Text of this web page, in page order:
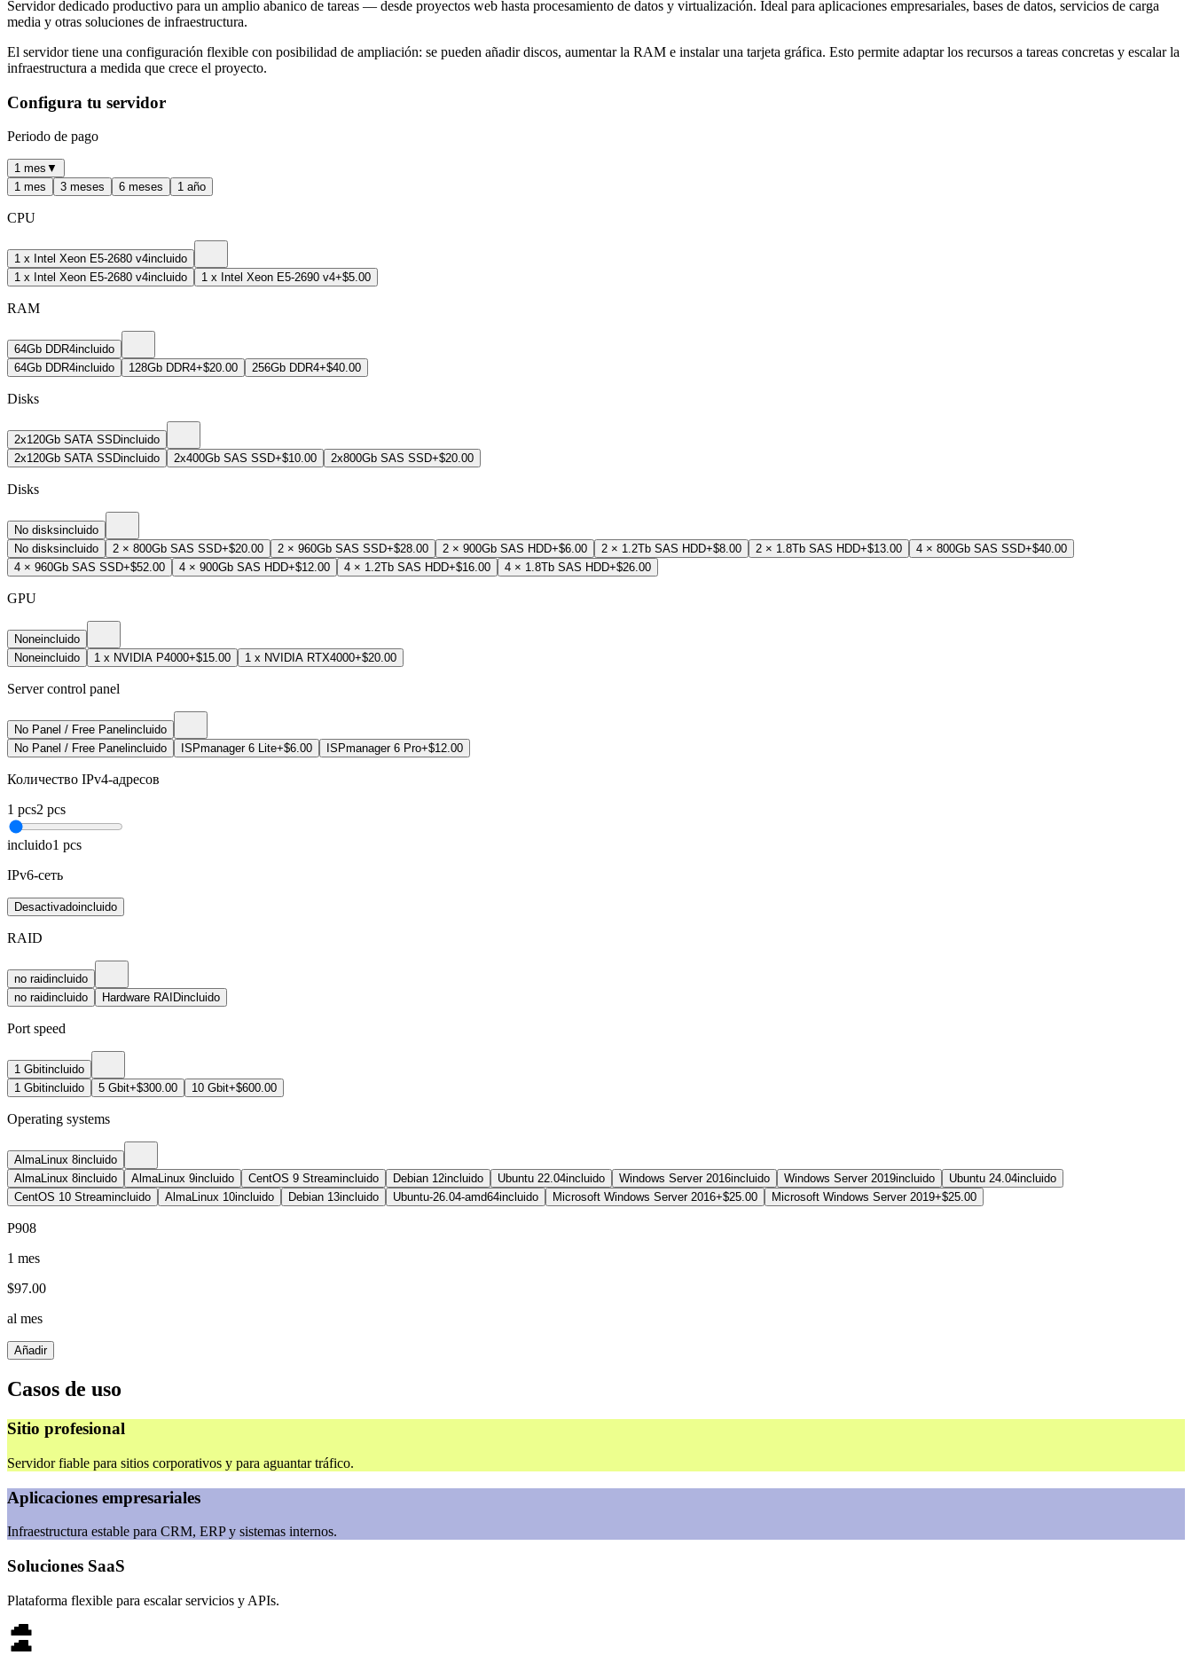
Servidor dedicado productivo para un amplio abanico de tareas — desde proyectos web hasta procesamiento de datos y virtualización. Ideal para aplicaciones empresariales, bases de datos, servicios de carga
media y otras soluciones de infraestructura.
El servidor tiene una configuración flexible con posibilidad de ampliación: se pueden añadir discos, aumentar la RAM e instalar una tarjeta gráfica. Esto permite adaptar los recursos a tareas concretas y escalar la
infraestructura a medida que crece el proyecto.
Configura tu servidor
Periodo de pago
1 mes ▼
1 mes
3 meses 6 meses 1 año
CPU
1 x Intel Xeon E5-2680 v4incluido
1 x Intel Xeon E5-2680 v4incluido 1 x Intel Xeon E5-2690 v4+$5.00
RAM
64Gb DDR4incluido
64Gb DDR4incluido 128Gb DDR4+$20.00 256Gb DDR4+$40.00
Disks
2x120Gb SATA SSDincluido
2x120Gb SATA SSDincluido 2x400Gb SAS SSD+$10.00 2x800Gb SAS SSD+$20.00
Disks
No disksincluido
No disksincluido 2 × 800Gb SAS SSD+$20.00 2 × 960Gb SAS SSD+$28.00 2 × 900Gb SAS HDD+$6.00 2 × 1.2Tb SAS HDD+$8.00 2 × 1.8Tb SAS HDD+$13.00 4 × 800Gb SAS SSD+$40.00
4 × 960Gb SAS SSD+$52.00 4 × 900Gb SAS HDD+$12.00 4 × 1.2Tb SAS HDD+$16.00 4 × 1.8Tb SAS HDD+$26.00
GPU
Noneincluido
Noneincluido 1 x NVIDIA P4000+$15.00 1 x NVIDIA RTX4000+$20.00
Server control panel
No Panel / Free Panel incluido
No Panel / Free Panel incluido ISPmanager 6 Lite+$6.00 ISPmanager 6 Pro+$12.00
Количество IPv4-адресов
1 pcs2 pcs
incluido1 pcs
IPv6-сеть
Desactivadoincluido
RAID
no raidincluido
no raidincluido Hardware RAIDincluido
Port speed
1 Gbitincluido
1 Gbitincluido 5 Gbit+$300.00 10 Gbit+$600.00
Operating systems
AlmaLinux 8incluido
AlmaLinux 8incluido AlmaLinux 9incluido CentOS 9 Streamincluido Debian 12incluido Ubuntu 22.04incluido Windows Server 2016incluido Windows Server 2019incluido Ubuntu 24.04incluido
CentOS 10 Streamincluido AlmaLinux 10incluido Debian 13incluido Ubuntu-26.04-amd64incluido Microsoft Windows Server 2016+$25.00 Microsoft Windows Server 2019+$25.00
P908
1 mes
$97.00
al mes
Añadir
Casos de uso
Sitio profesional
Servidor fiable para sitios corporativos y para aguantar tráfico.
Aplicaciones empresariales
Infraestructura estable para CRM, ERP y sistemas internos.
Soluciones SaaS
Plataforma flexible para escalar servicios y APIs.